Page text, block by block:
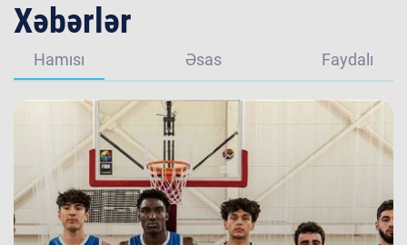
Xəbərlər
Hamısı Əsas Faydalı